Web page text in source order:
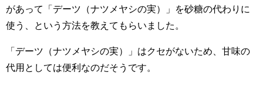
があって「デーツ（ナツメヤシの実）」を砂糖の代わりに
使う、という方法を教えてもらいました。
「デーツ（ナツメヤシの実）」はクセがないため、甘味の
代用としては便利なのだそうです。